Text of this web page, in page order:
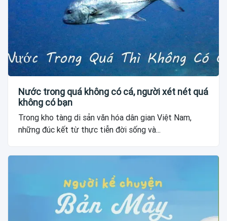
Nước trong quá không có cá, người xét nét quá
không có bạn
Trong kho tàng di sản văn hóa dân gian Việt Nam,
những đúc kết từ thực tiễn đời sống và...